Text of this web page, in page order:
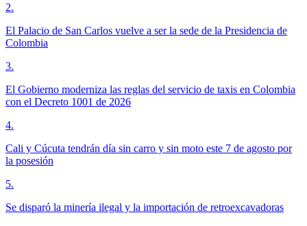
2.
El Palacio de San Carlos vuelve a ser la sede de la Presidencia de
Colombia
3.
El Gobierno moderniza las reglas del servicio de taxis en Colombia
con el Decreto 1001 de 2026
4.
Cali y Cúcuta tendrán día sin carro y sin moto este 7 de agosto por
la posesión
5.
Se disparó la minería ilegal y la importación de retroexcavadoras